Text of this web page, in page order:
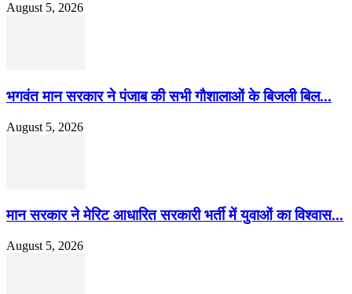
August 5, 2026
भगवंत मान सरकार ने पंजाब की सभी गौशालाओं के बिजली बिल...
August 5, 2026
मान सरकार ने मेरिट आधारित सरकारी भर्ती में युवाओं का विश्वास...
August 5, 2026